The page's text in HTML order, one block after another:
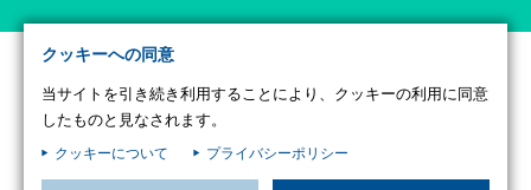
クッキーへの同意
当サイトを引き続き利用することにより、クッキーの利用に同意
したものと見なされます。
クッキーについて プライバシーポリシー
Copyright © SUZUYO SHINWART CORPORATION. All Rights Reserved.